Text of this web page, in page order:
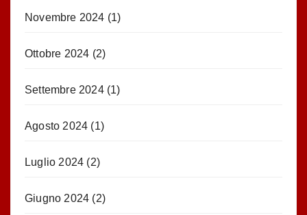
Novembre 2024 (1)
Ottobre 2024 (2)
Settembre 2024(1)
Agosto 2024 (1)
Luglio 2024 (2)
Giugno 2024 (2)